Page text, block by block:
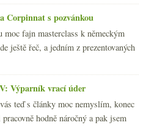
Corpinnat s pozvánkou
moc fajn masterclass k německým
ještě řeč, a jedním z prezentovaných
Výparník vrací úder
teď s články moc nemyslím, konec
hodně náročný a pak jsem